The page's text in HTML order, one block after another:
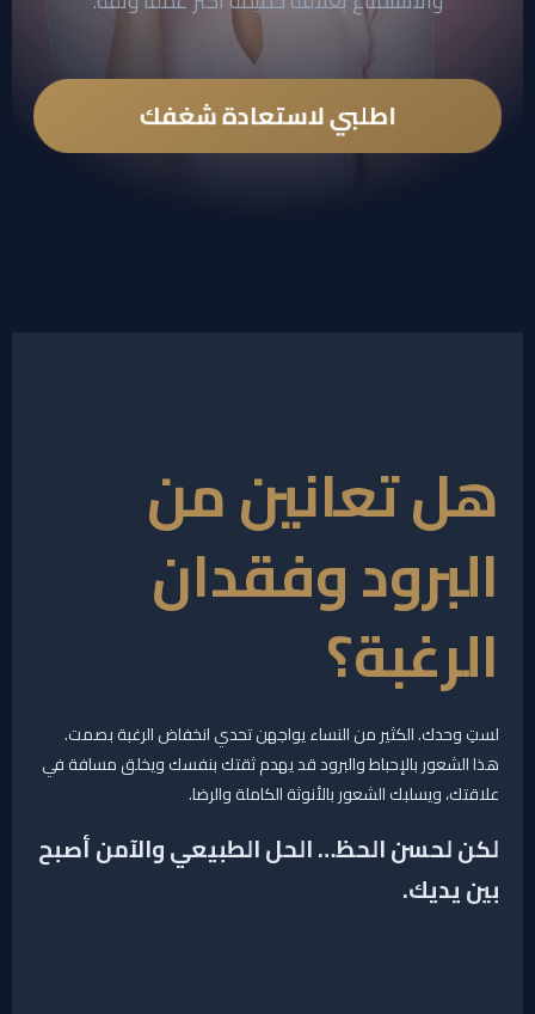
اطلبي لاستعادة شغفك
هل تعانين من
البرود وفقدان
الرغبة؟
لستِ وحدك. الكثير من النساء يواجهن تحدي انخفاض الرغبة بصمت.
هذا الشعور بالإحباط والبرود قد يهدم ثقتك بنفسك ويخلق مسافة في
علاقتك، ويسلبك الشعور بالأنوثة الكاملة والرضا.
لكن لحسن الحظ… الحل الطبيعي والآمن أصبح
بين يديك.